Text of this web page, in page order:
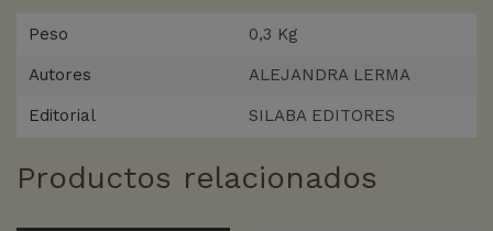
Peso 0,3 Kg
Autores ALEJANDRA LERMA
Editorial SILABA EDITORES
Productos relacionados